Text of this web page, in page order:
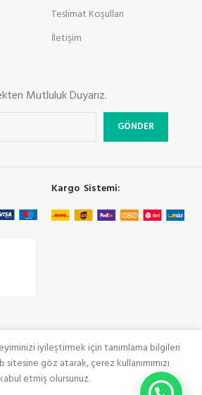
Teslimat Koşulları
İletişim
Mutluluk Duyarız.
Kargo Sistemi:
Tarafından Yapılmıştır. Tüm Hakları Saklıdır
iyileştirmek için tanımlama bilgileri
sitesine göz atarak, çerez kullanımımızı
kabul etmiş olursunuz.